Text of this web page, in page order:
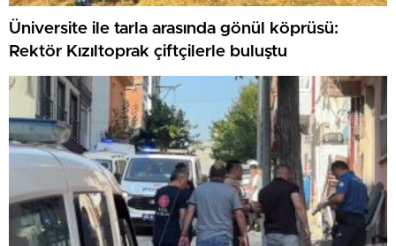
Üniversite ile tarla arasında gönül köprüsü:
Rektör Kızıltoprak çiftçilerle buluştu